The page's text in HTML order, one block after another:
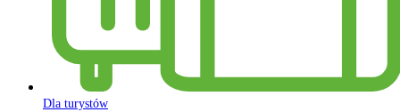
Dla turystów